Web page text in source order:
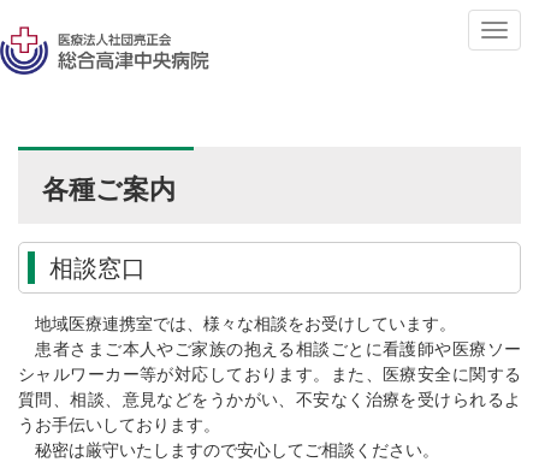
T
a
t
i
各種ご案内
相談窓口
地域医療連携室では、様々な相談をお受けしています。
患者さまご本人やご家族の抱える相談ごとに看護師や医療ソー
シャルワーカー等が対応しております。また、医療安全に関する
質問、相談、意見などをうかがい、不安なく治療を受けられるよ
うお手伝いしております。
秘密は厳守いたしますので安心してご相談ください。